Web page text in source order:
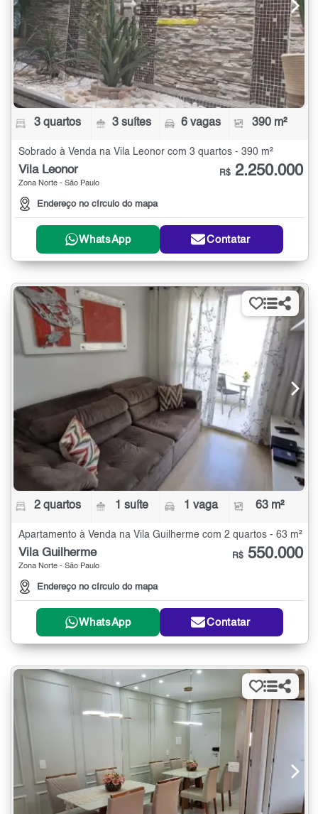
3 quartos 3 suítes 6 vagas 390 m²
Sobrado à Venda na Vila Leonor com 3 quartos - 390 m²
Vila Leonor
Zona Norte - São Paulo
Endereço no círculo do mapa
R$ 2.250.000
WhatsApp Contatar
2 quartos 1 suíte 1 vaga 63 m²
Apartamento à Venda na Vila Guilherme com 2 quartos - 63 m²
Vila Guilherme
Zona Norte - São Paulo
Endereço no círculo do mapa
R$ 550.000
WhatsApp Contatar